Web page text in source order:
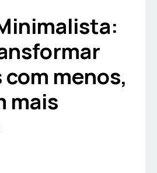
menos,
mais